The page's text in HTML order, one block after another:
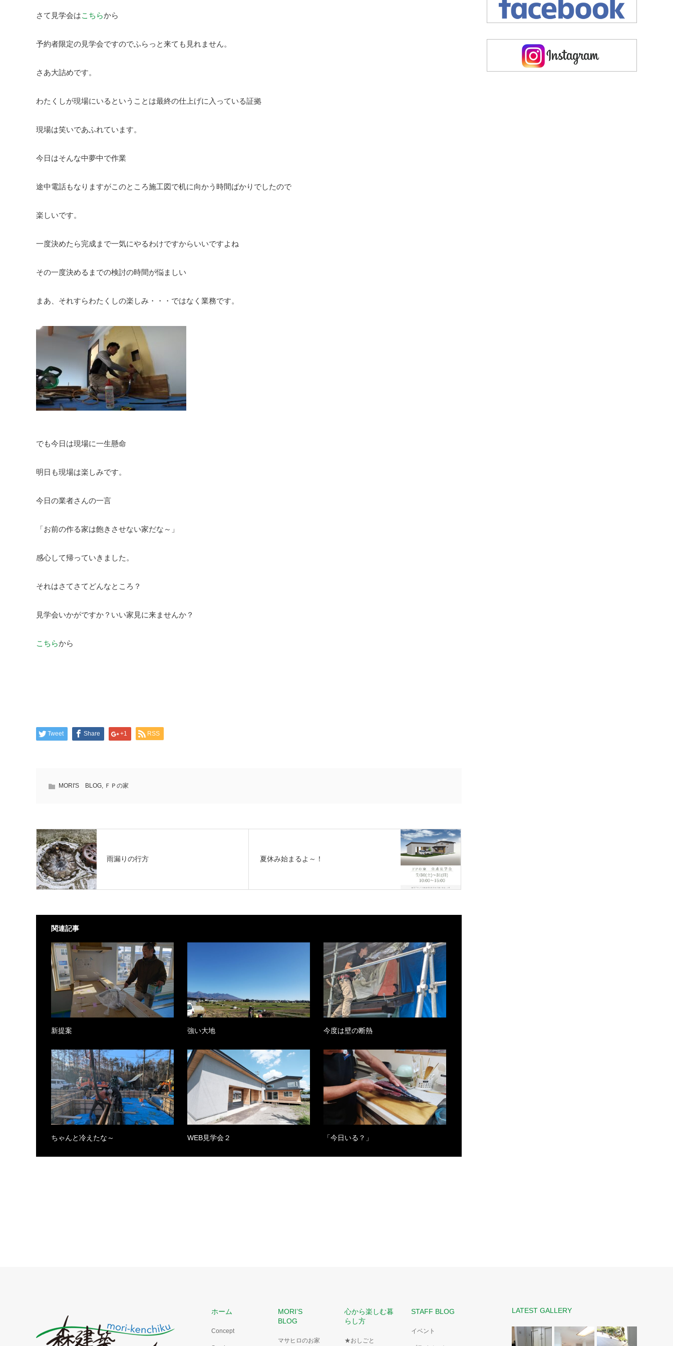
さて見学会はこちらから
予約者限定の見学会ですのでふらっと来ても見れません。
さあ大詰めです。
わたくしが現場にいるということは最終の仕上げに入っている証拠
現場は笑いであふれています。
今日はそんな中夢中で作業
途中電話もなりますがこのところ施工図で机に向かう時間ばかりでしたので
楽しいです。
一度決めたら完成まで一気にやるわけですからいいですよね
その一度決めるまでの検討の時間が悩ましい
まあ、それすらわたくしの楽しみ・・・ではなく業務です。
でも今日は現場に一生懸命
明日も現場は楽しみです。
今日の業者さんの一言
「お前の作る家は飽きさせない家だな～」
感心して帰っていきました。
それはさてさてどんなところ？
見学会いかがですか？いい家見に来ませんか？
こちらから
Tweet Share +1 RSS
MORI'S BLOG, ＦＰの家
雨漏りの行方 夏休み始まるよ～！
関連記事
新提案 強い大地 今度は壁の断熱
ちゃんと冷えたな～ WEB見学会２ 「今日いる？」
ホーム
Concept
MORI’S
BLOG
マサヒロのお家
心から楽しむ暮
らし方
★おしごと
STAFF BLOG
イベント
LATEST GALLERY